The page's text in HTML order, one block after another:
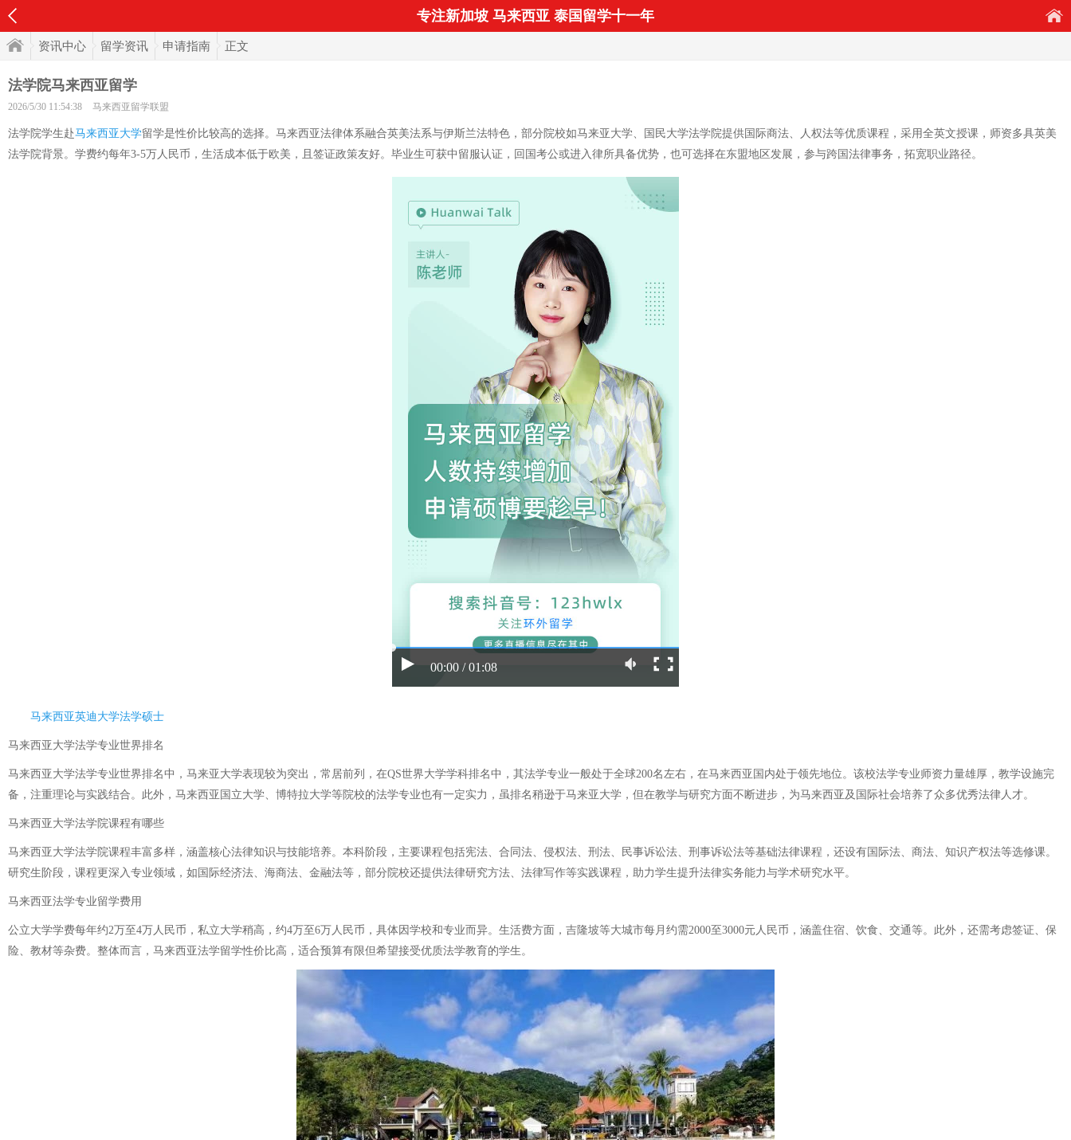
专注新加坡 马来西亚 泰国留学十一年
资讯中心 留学资讯 申请指南 正文
法学院马来西亚留学
2026/5/30 11:54:38 马来西亚留学联盟
法学院学生赴马来西亚大学留学是性价比较高的选择。马来西亚法律体系融合英美法系与伊斯兰法特色，部分院校如马来亚大学、国民大学法学院提供国际商法、人权法等优质课程，采用全英文授课，师资多具英美
法学院背景。学费约每年3-5万人民币，生活成本低于欧美，且签证政策友好。毕业生可获中留服认证，回国考公或进入律所具备优势，也可选择在东盟地区发展，参与跨国法律事务，拓宽职业路径。
00:00 / 01:08
马来西亚英迪大学法学硕士
马来西亚大学法学专业世界排名
马来西亚大学法学专业世界排名中，马来亚大学表现较为突出，常居前列，在QS世界大学学科排名中，其法学专业一般处于全球200名左右，在马来西亚国内处于领先地位。该校法学专业师资力量雄厚，教学设施完
备，注重理论与实践结合。此外，马来西亚国立大学、博特拉大学等院校的法学专业也有一定实力，虽排名稍逊于马来亚大学，但在教学与研究方面不断进步，为马来西亚及国际社会培养了众多优秀法律人才。
马来西亚大学法学院课程有哪些
马来西亚大学法学院课程丰富多样，涵盖核心法律知识与技能培养。本科阶段，主要课程包括宪法、合同法、侵权法、刑法、民事诉讼法、刑事诉讼法等基础法律课程，还设有国际法、商法、知识产权法等选修课。
研究生阶段，课程更深入专业领域，如国际经济法、海商法、金融法等，部分院校还提供法律研究方法、法律写作等实践课程，助力学生提升法律实务能力与学术研究水平。
马来西亚法学专业留学费用
公立大学学费每年约2万至4万人民币，私立大学稍高，约4万至6万人民币，具体因学校和专业而异。生活费方面，吉隆坡等大城市每月约需2000至3000元人民币，涵盖住宿、饮食、交通等。此外，还需考虑签证、保
险、教材等杂费。整体而言，马来西亚法学留学性价比高，适合预算有限但希望接受优质法学教育的学生。